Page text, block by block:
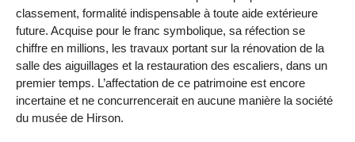
classement, formalité indispensable à toute aide extérieure
future. Acquise pour le franc symbolique, sa réfection se
chiffre en millions, les travaux portant sur la rénovation de la
salle des aiguillages et la restauration des escaliers, dans un
premier temps. L’affectation de ce patrimoine est encore
incertaine et ne concurrencerait en aucune manière la société
du musée de Hirson.